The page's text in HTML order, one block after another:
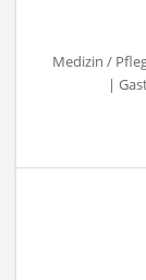
Medizin /
|